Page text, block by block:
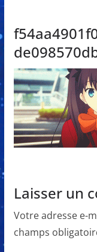
Laisser un
Votre adresse e-
champs